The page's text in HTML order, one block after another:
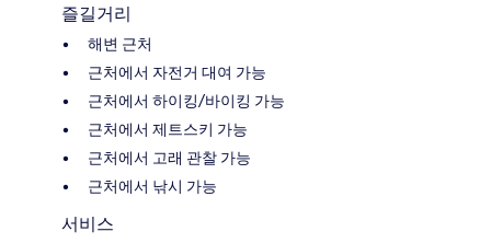
즐길거리
해변 근처
근처에서 자전거 대여 가능
근처에서 하이킹/바이킹 가능
근처에서 제트스키 가능
근처에서 고래 관찰 가능
근처에서 낚시 가능
서비스